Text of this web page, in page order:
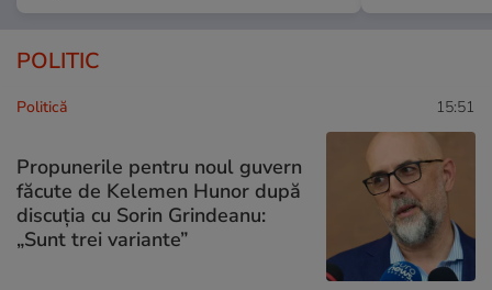
POLITIC
Politică 15:51
Propunerile pentru noul guvern
făcute de Kelemen Hunor după
discuția cu Sorin Grindeanu:
„Sunt trei variante”